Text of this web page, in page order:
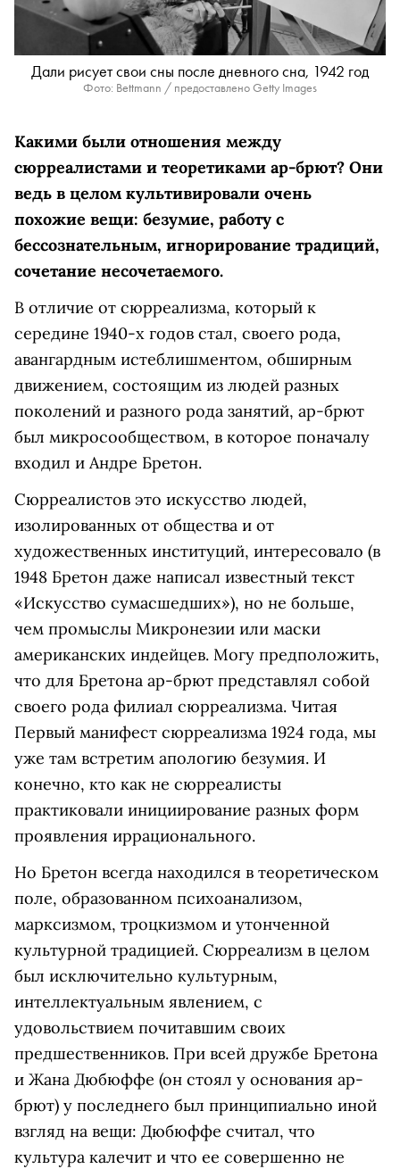
Дали рисует свои сны после дневного сна, 1942 год
Фото: Bettmann / предоставлено Getty Images
Какими были отношения между
сюрреалистами и теоретиками ар-брют? Они
ведь в целом культивировали очень
похожие вещи: безумие, работу с
бессознательным, игнорирование традиций,
сочетание несочетаемого.
В отличие от сюрреализма, который к
середине 1940-х годов стал, своего рода,
авангардным истеблишментом, обширным
движением, состоящим из людей разных
поколений и разного рода занятий, ар-брют
был микросообществом, в которое поначалу
входил и Андре Бретон.
Сюрреалистов это искусство людей,
изолированных от общества и от
художественных институций, интересовало (в
1948 Бретон даже написал известный текст
«Искусство сумасшедших»), но не больше,
чем промыслы Микронезии или маски
американских индейцев. Могу предположить,
что для Бретона ар-брют представлял собой
своего рода филиал сюрреализма. Читая
Первый манифест сюрреализма 1924 года, мы
уже там встретим апологию безумия. И
конечно, кто как не сюрреалисты
практиковали инициирование разных форм
проявления иррационального.
Но Бретон всегда находился в теоретическом
поле, образованном психоанализом,
марксизмом, троцкизмом и утонченной
культурной традицией. Сюрреализм в целом
был исключительно культурным,
интеллектуальным явлением, с
удовольствием почитавшим своих
предшественников. При всей дружбе Бретона
и Жана Дюбюффе (он стоял у основания ар-
брют) у последнего был принципиально иной
взгляд на вещи: Дюбюффе считал, что
культура калечит и что ее совершенно не